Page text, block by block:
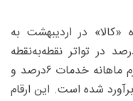
در اردیبهشت به
در تواتر ماهانه و به ۸/‏‏۱۱۳‌درصد در تواتر نقطه‌به‌نقطه
رسیده است. این در حالی است که تورم ماهانه خدمات ۶‌درصد و
این گروه ۵/‏‏۴۲‌درصد برآورد شده است. این ارقام